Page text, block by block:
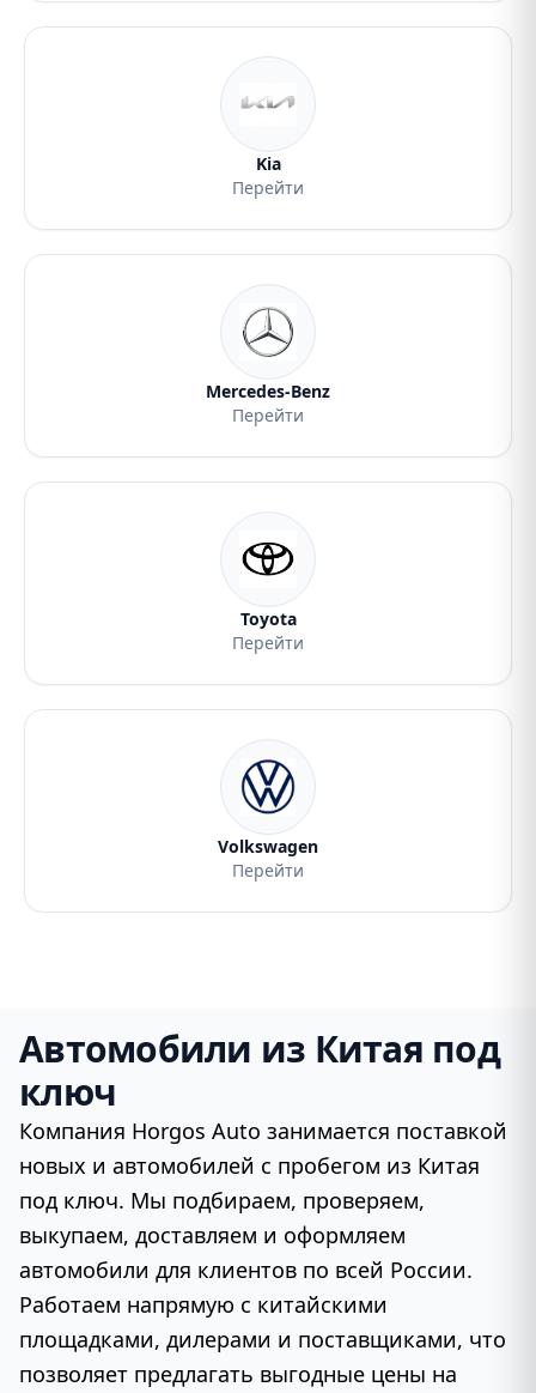
Kia
Перейти
Mercedes-Benz
Перейти
Toyota
Перейти
Volkswagen
Перейти
Автомобили из Китая под
ключ
Компания Horgos Auto занимается поставкой
новых и автомобилей с пробегом из Китая
под ключ. Мы подбираем, проверяем,
выкупаем, доставляем и оформляем
автомобили для клиентов по всей России.
Работаем напрямую с китайскими
площадками, дилерами и поставщиками, что
позволяет предлагать выгодные цены на